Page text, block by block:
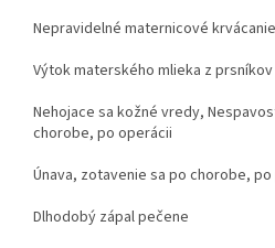
Nepravidelné maternicové
Výtok materského mlieka z prsníkov
Nehojace sa kožné vredy,
chorobe, po operácii
Únava, zotavenie sa po chorobe,
Dlhodobý zápal pečene